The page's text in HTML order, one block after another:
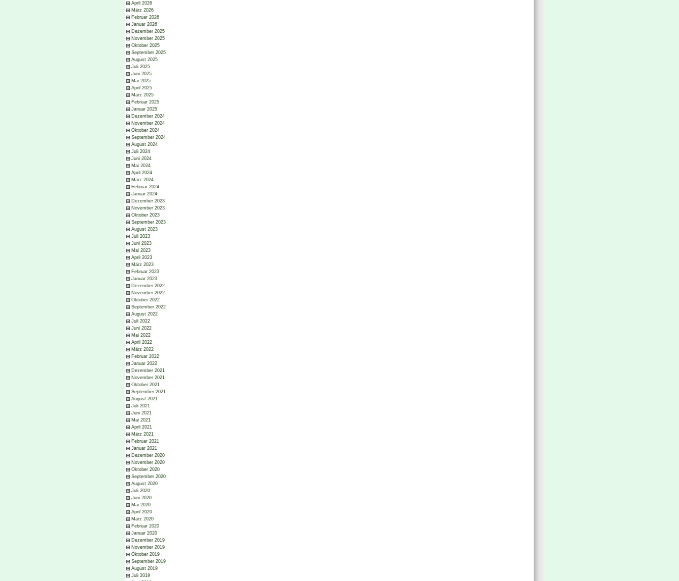
April 2026
März 2026
Februar 2026
Januar 2026
Dezember 2025
November 2025
Oktober 2025
September 2025
August 2025
Juli 2025
Juni 2025
Mai 2025
April 2025
März 2025
Februar 2025
Januar 2025
Dezember 2024
November 2024
Oktober 2024
September 2024
August 2024
Juli 2024
Juni 2024
Mai 2024
April 2024
März 2024
Februar 2024
Januar 2024
Dezember 2023
November 2023
Oktober 2023
September 2023
August 2023
Juli 2023
Juni 2023
Mai 2023
April 2023
März 2023
Februar 2023
Januar 2023
Dezember 2022
November 2022
Oktober 2022
September 2022
August 2022
Juli 2022
Juni 2022
Mai 2022
April 2022
März 2022
Februar 2022
Januar 2022
Dezember 2021
November 2021
Oktober 2021
September 2021
August 2021
Juli 2021
Juni 2021
Mai 2021
April 2021
März 2021
Februar 2021
Januar 2021
Dezember 2020
November 2020
Oktober 2020
September 2020
August 2020
Juli 2020
Juni 2020
Mai 2020
April 2020
März 2020
Februar 2020
Januar 2020
Dezember 2019
November 2019
Oktober 2019
September 2019
August 2019
Juli 2019